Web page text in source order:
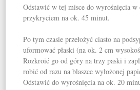
Odstawić w tej misce do wyrośnięcia w
przykryciem na ok. 45 minut.
Po tym czasie przełożyć ciasto na
uformować płaski (na ok. 2 cm
Rozkroić go od góry na trzy paski i
robić od razu na blaszce wyłożonej
Odstawić do wyrośnięcia na ok. 20